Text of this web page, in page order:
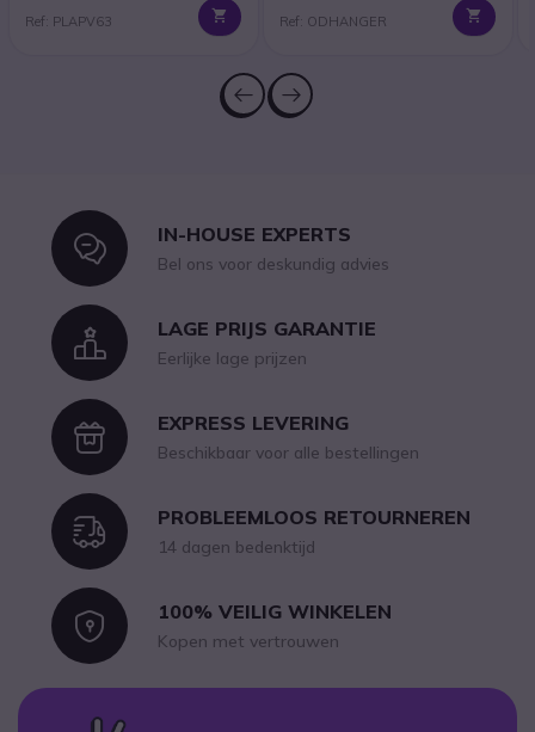
Ref: PLAPV63 Ref: ODHANGER
IconIN-HOUSE EXPERTS
Bel ons voor deskundig advies
IconLAGE PRIJS GARANTIE
Eerlijke lage prijzen
IconEXPRESS LEVERING
Beschikbaar voor alle bestellingen
IconPROBLEEMLOOS RETOURNEREN
14 dagen bedenktijd
Icon100% VEILIG WINKELEN
Kopen met vertrouwen